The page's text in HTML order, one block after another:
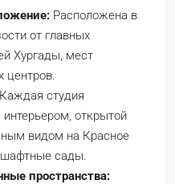
Расположена в
от главных
Хургады, мест
центров.
Каждая студия
открытой
видом на Красное
сады.
пространства: